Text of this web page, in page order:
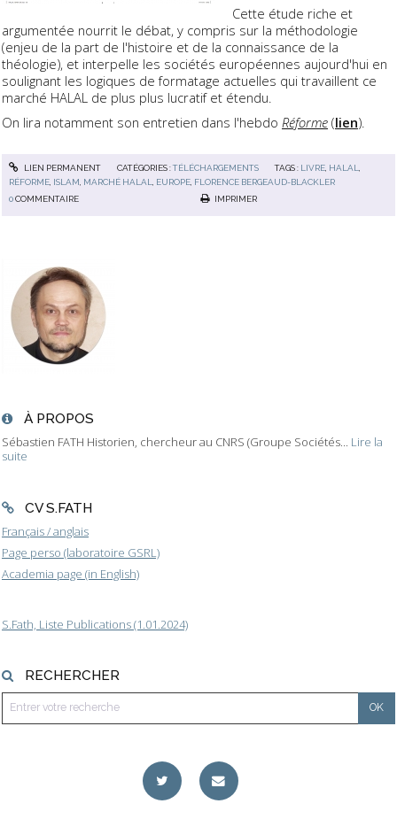
À PROPOS
Sébastien FATH Historien, chercheur au CNRS (Groupe Sociétés... Lire la
suite
CV S.FATH
Français / anglais
Page perso (laboratoire GSRL)
Academia page (in English)
S.Fath, Liste Publications (1.01.2024)
RECHERCHER
Cette étude riche et
argumentée nourrit le débat, y compris sur la méthodologie
(enjeu de la part de l'histoire et de la connaissance de la
théologie), et interpelle les sociétés européennes aujourd'hui en
soulignant les logiques de formatage actuelles qui travaillent ce
marché HALAL de plus plus lucratif et étendu.
On lira notamment son entretien dans l'hebdo Réforme (lien).
LIEN PERMANENT CATÉGORIES :TÉLÉCHARGEMENTS TAGS : LIVRE HALAL
RÉFORME ISLAM MARCHÉ HALAL EUROPE FLORENCE BERGEAUD-BLACKLER
0COMMENTAIRE IMPRIMER